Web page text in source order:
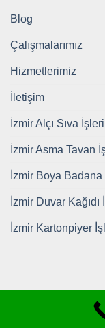
Blog
Çalışmalarımız
Hizmetlerimiz
İletişim
İzmir Alçı Sıva İşleri
İzmir Asma Tavan
İzmir Boya
İzmir Duvar Kağıdı
İzmir Kartonpiyer
Copyright